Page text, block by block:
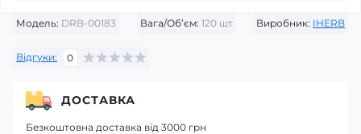
Модель: DRB-00183 Вага/Об’єм: 120 шт Виробник: IHERB
Відгуки: 0
ДОСТАВКА
Безкоштовна доставка від 3000 грн